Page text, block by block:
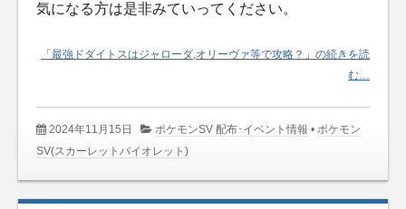
気になる方は是非みていってください。
「最強ドダイトスはジャローダ,オリーヴァ等で攻略？」の続きを読
む…
2024年11月15日 ポケモンSV 配布･イベント情報 •ポケモン
SV(スカーレットバイオレット)